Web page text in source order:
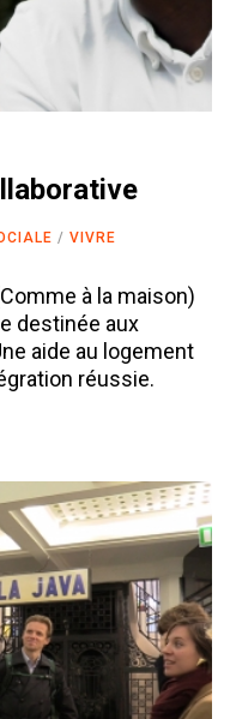
VIVRE
à la maison)
destinée aux
aide au logement
réussie.